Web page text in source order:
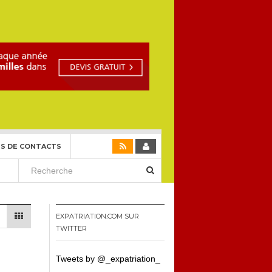
DE CONTACTS
EXPATRIATION.COM SUR
TWITTER
Tweets by @_expatriation_